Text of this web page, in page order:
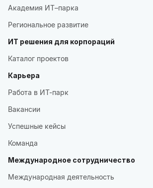
Академия ИТ–парка
Региональное развитие
ИТ решения для корпораций
Каталог проектов
Карьера
Работа в ИТ-парк
Вакансии
Успешные кейсы
Команда
Международное сотрудничество
Международная деятельность